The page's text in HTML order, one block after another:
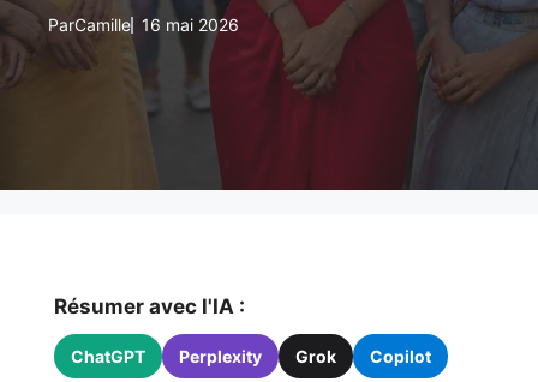
ParCamille 16 mai 2026
Résumer avec l'IA :
ChatGPT Perplexity Grok Copilot